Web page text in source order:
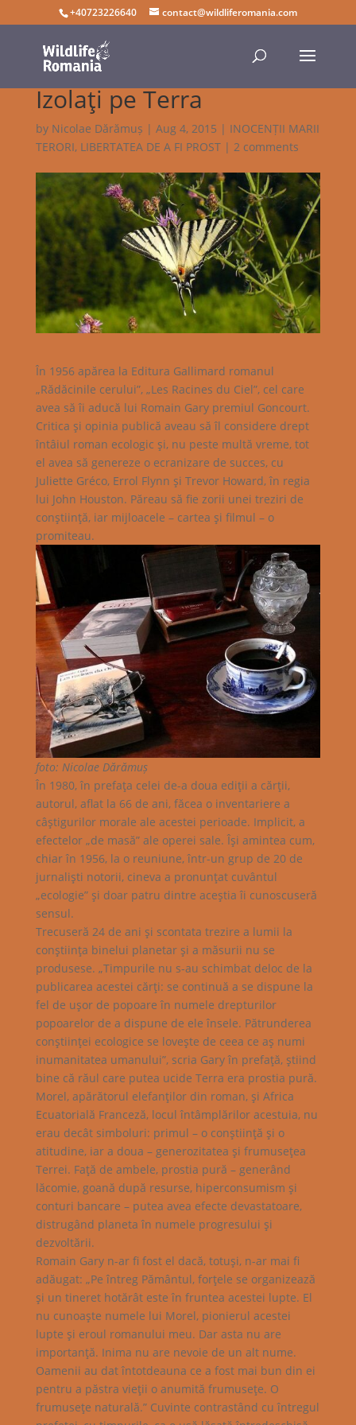
+40723226640 contact@wildliferomania.com
Izolaţi pe Terra
by Nicolae Dărămuș | Aug 4, 2015 | INOCENȚII MARII
TERORI, LIBERTATEA DE A FI PROST| 2 comments
În 1956 apărea la Editura Gallimard romanul
„Rădăcinile cerului”, „Les Racines du Ciel”, cel care
avea să îi aducă lui Romain Gary premiul Goncourt.
Critica şi opinia publică aveau să îl considere drept
întâiul roman ecologic şi, nu peste multă vreme, tot
el avea să genereze o ecranizare de succes, cu
Juliette Gréco, Errol Flynn şi Trevor Howard, în regia
lui John Houston. Păreau să fie zorii unei treziri de
conştiinţă, iar mijloacele – cartea şi filmul – o
promiteau.
foto: Nicolae Dărămuș
În 1980, în prefaţa celei de-a doua ediţii a cărţii,
autorul, aflat la 66 de ani, făcea o inventariere a
câştigurilor morale ale acestei perioade. Implicit, a
efectelor „de masă” ale operei sale. Îşi amintea cum,
chiar în 1956, la o reuniune, într-un grup de 20 de
jurnalişti notorii, cineva a pronunţat cuvântul
„ecologie” şi doar patru dintre aceştia îi cunoscuseră
sensul.
Trecuseră 24 de ani şi scontata trezire a lumii la
conştiinţa binelui planetar şi a măsurii nu se
produsese. „Timpurile nu s-au schimbat deloc de la
publicarea acestei cărţi: se continuă a se dispune la
fel de uşor de popoare în numele drepturilor
popoarelor de a dispune de ele însele. Pătrunderea
conştiinţei ecologice se loveşte de ceea ce aş numi
inumanitatea umanului”, scria Gary în prefaţă, ştiind
bine că răul care putea ucide Terra era prostia pură.
Morel, apărătorul elefanţilor din roman, şi Africa
Ecuatorială Franceză, locul întâmplărilor acestuia, nu
erau decât simboluri: primul – o conştiinţă şi o
atitudine, iar a doua – generozitatea şi frumuseţea
Terrei. Faţă de ambele, prostia pură – generând
lăcomie, goană după resurse, hiperconsumism şi
conturi bancare – putea avea efecte devastatoare,
distrugând planeta în numele progresului şi
dezvoltării.
Romain Gary n-ar fi fost el dacă, totuşi, n-ar mai fi
adăugat: „Pe întreg Pământul, forţele se organizează
şi un tineret hotărât este în fruntea acestei lupte. El
nu cunoaşte numele lui Morel, pionierul acestei
lupte şi eroul romanului meu. Dar asta nu are
importanţă. Inima nu are nevoie de un alt nume.
Oamenii au dat întotdeauna ce a fost mai bun din ei
pentru a păstra vieţii o anumită frumuseţe. O
frumuseţe naturală.” Cuvinte contrastând cu întregul